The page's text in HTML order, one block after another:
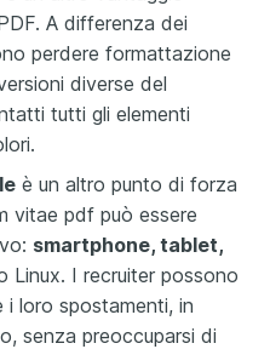
A differenza dei
perdere formattazione
diverse del
tutti gli elementi
è un altro punto di forza
vitae pdf può essere
smartphone, tablet,
Linux. I recruiter possono
i loro spostamenti, in
senza preoccuparsi di